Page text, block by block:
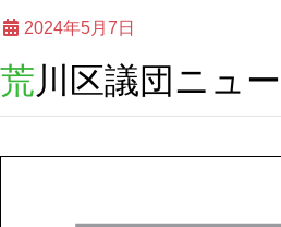
2024年5月7日
荒川区議団ニ